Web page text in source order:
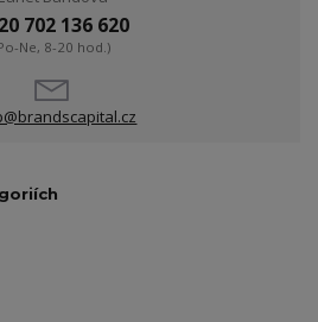
702 136 620
Ne, 8-20 hod.)